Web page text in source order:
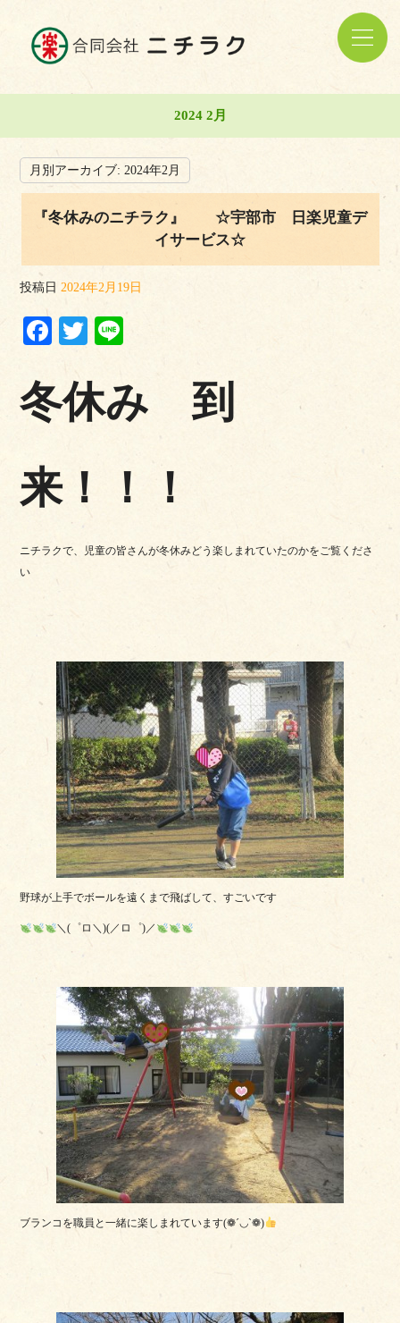
2024 2月
月別アーカイブ:2024年2月
『冬休みのニチラク』 ☆宇部市 日楽児童デ
イサービス☆
投稿日 2024年2月19日
Facebook
Twitter
冬休み 到
来！！！
ニチラクで、児童の皆さんが冬休みどう楽しまれていたのかをご覧くださ
い
野球が上手でボールを遠くまで飛ばして、すごいです
＼(゜ロ＼)(／ロ゜)／
ブランコを職員と一緒に楽しまれています(❁´◡`❁)